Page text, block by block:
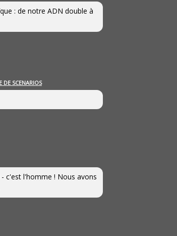
: de notre ADN double à
DE SCENARIOS
c'est l'homme ! Nous avons